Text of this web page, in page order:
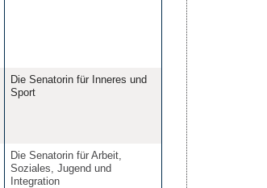
Die Senatorin für Inneres und
Sport
Die Senatorin für Arbeit,
Soziales, Jugend und
Integration